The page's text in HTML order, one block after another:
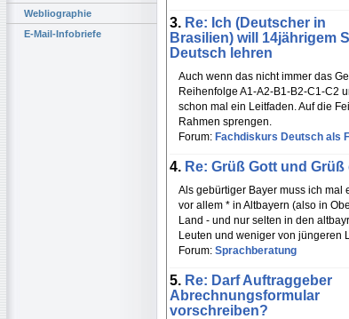
Webliographie
E-Mail-Infobriefe
3. Re: Ich (Deutscher in
Brasilien) will 14jährigem
Deutsch lehren
Auch wenn das nicht immer das
Reihenfolge A1-A2-B1-B2-C1-C2
schon mal ein Leitfaden. Auf die
Rahmen sprengen.
Forum: Fachdiskurs Deutsch als
4. Re: Grüß Gott und Grüß
Als gebürtiger Bayer muss ich mal
vor allem * in Altbayern (also in
Land - und nur selten in den
Leuten und weniger von jüngeren
Forum: Sprachberatung
5. Re: Darf Auftraggeber
Abrechnungsformular
vorschreiben?